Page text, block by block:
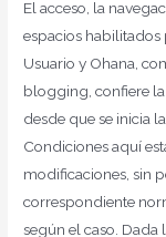
El acceso, la
espacios habilitados
Usuario y Ohana,
blogging, confiere la
desde que se inicia
Condiciones aquí
modificaciones, sin
correspondiente
según el caso. Dada